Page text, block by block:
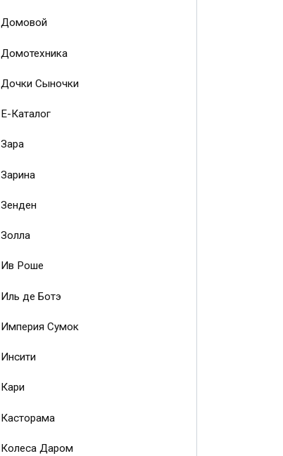
Домовой
Домотехника
Дочки Сыночки
Е-Каталог
Зара
Зарина
Зенден
Золла
Ив Роше
Иль де Ботэ
Империя Сумок
Инсити
Кари
Касторама
Колеса Даром